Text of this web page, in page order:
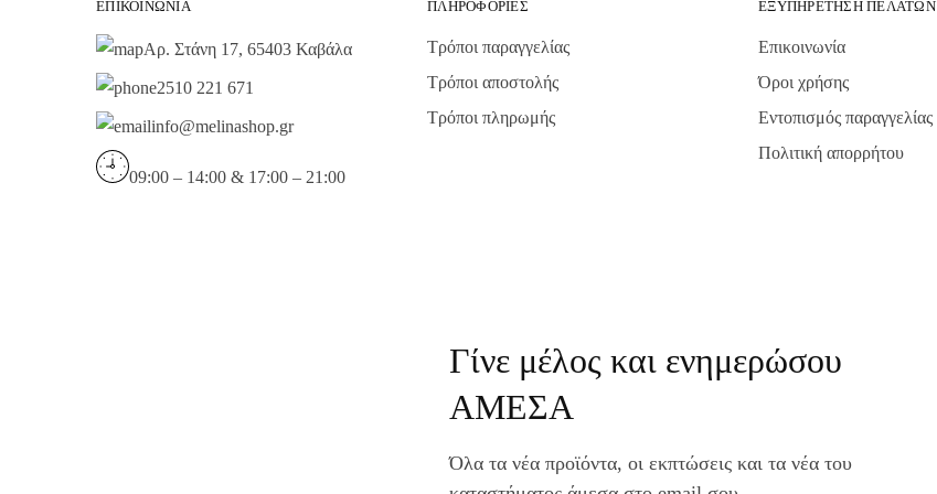
ΕΠΙΚΟΙΝΩΝΊΑ
Αρ. Στάνη 17, 65403 Καβάλα
2510 221 671
info@melinashop.gr
09:00 – 14:00 & 17:00 – 21:00
ΠΛΗΡΟΦΟΡΊΕΣ
Τρόποι παραγγελίας
Τρόποι αποστολής
Τρόποι πληρωμής
ΕΞΥΠΗΡΈΤΗΣΗ ΠΕΛΑΤΏΝ
Επικοινωνία
Όροι χρήσης
Εντοπισμός παραγγελίας
Πολιτική απορρήτου
Γίνε μέλος και ενημερώσου
ΑΜΕΣΑ
Όλα τα νέα προϊόντα, οι εκπτώσεις και τα νέα του